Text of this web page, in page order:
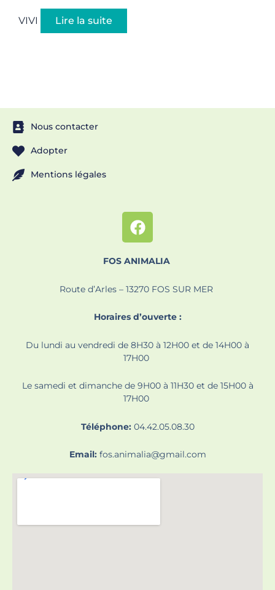
VIVI Lire la suite
Nous contacter
Adopter
Mentions légales
FOS ANIMALIA
Route d’Arles – 13270 FOS SUR MER
Horaires d’ouverte :
Du lundi au vendredi de 8H30 à 12H00 et de 14H00 à
17H00
Le samedi et dimanche de 9H00 à 11H30 et de 15H00 à
17H00
Téléphone:04.42.05.08.30
Email: fos.animalia@gmail.com